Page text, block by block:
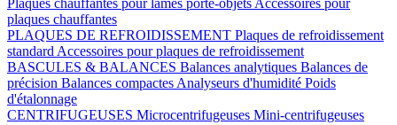
Plaques chauffantes pour lames porte-objets Accessoires pour
plaques chauffantes
PLAQUES DE REFROIDISSEMENT Plaques de refroidissement
standard Accessoires pour plaques de refroidissement
BASCULES & BALANCES Balances analytiques Balances de
précision Balances compactes Analyseurs d'humidité Poids
d'étalonnage
CENTRIFUGEUSES Microcentrifugeuses Mini-centrifugeuses